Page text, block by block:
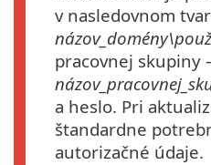
v nasledovnom
pracovnej skupiny
a heslo. Pri
štandardne
autorizačné údaje.